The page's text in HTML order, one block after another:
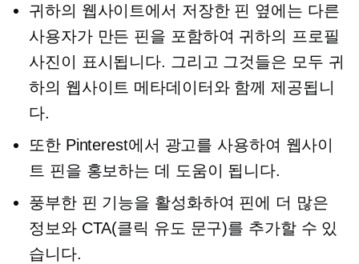
귀하의 웹사이트에서 저장한 핀 옆에는 다른
사용자가 만든 핀을 포함하여 귀하의 프로필
사진이 표시됩니다. 그리고 그것들은 모두 귀
하의 웹사이트 메타데이터와 함께 제공됩니
다.
또한 Pinterest에서 광고를 사용하여 웹사이
트 핀을 홍보하는 데 도움이 됩니다.
풍부한 핀 기능을 활성화하여 핀에 더 많은
정보와 CTA(클릭 유도 문구)를 추가할 수 있
습니다.